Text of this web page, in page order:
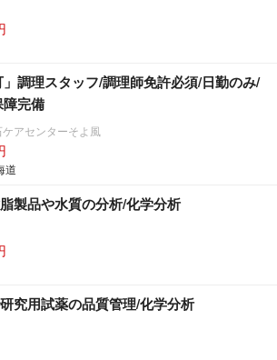
」調理スタッフ/調理師免許必須/日勤のみ/
完備
アセンターそよ風
道
製品や水質の分析/化学分析
究用試薬の品質管理/化学分析